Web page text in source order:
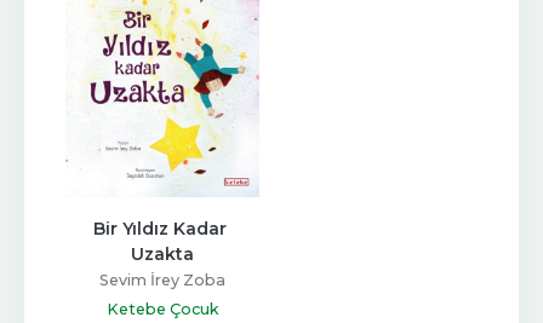
Bir Yıldız Kadar
Uzakta
Sevim İrey Zoba
Ketebe Çocuk